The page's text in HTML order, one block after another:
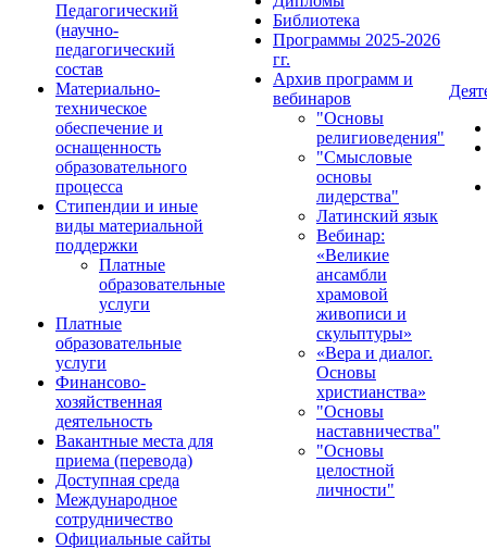
Педагогический
(научно-
педагогический
состав
Материально-
техническое
обеспечение и
оснащенность
образовательного
процесса
Стипендии и иные
виды материальной
поддержки
Платные
образовательные
услуги
Платные
образовательные
услуги
Финансово-
хозяйственная
деятельность
Вакантные места для
приема (перевода)
Доступная среда
Международное
сотрудничество
Официальные сайты
Библиотека
Программы 2025-2026
гг.
Архив программ и
вебинаров
"Основы
религиоведения"
"Смысловые
основы
лидерства"
Латинский язык
Вебинар:
«Великие
ансамбли
храмовой
живописи и
скульптуры»
«Вера и диалог.
Основы
христианства»
"Основы
наставничества"
"Основы
целостной
личности"